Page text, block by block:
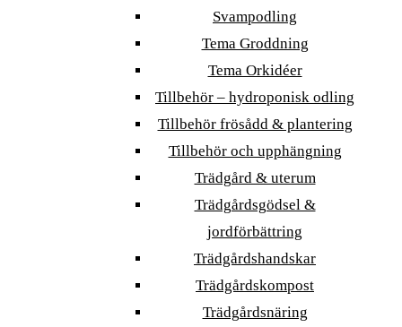
Svampodling
Tema Groddning
Tema Orkidéer
Tillbehör – hydroponisk odling
Tillbehör frösådd & plantering
Tillbehör och upphängning
Trädgård & uterum
Trädgårdsgödsel &
jordförbättring
Trädgårdshandskar
Trädgårdskompost
Trädgårdsnäring